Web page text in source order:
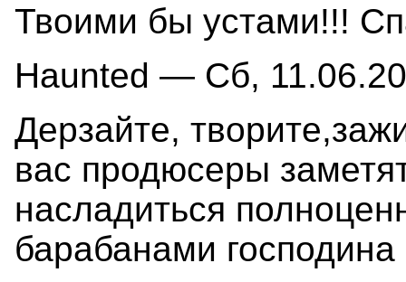
Твоими бы устами!!!
Haunted — Сб,
Дерзайте,
вас продюсеры
насладиться
барабанами